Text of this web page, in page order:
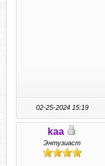
02-25-2024 15:19
kaa
Энтузиаст